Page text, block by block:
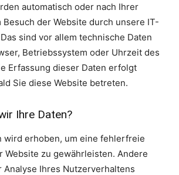
automatisch oder nach Ihrer
der Website durch unsere IT-
sind vor allem technische Daten
Betriebssystem oder Uhrzeit des
Erfassung dieser Daten erfolgt
Sie diese Website betreten.
Ihre Daten?
wird erhoben, um eine fehlerfreie
Website zu gewährleisten. Andere
Analyse Ihres Nutzerverhaltens